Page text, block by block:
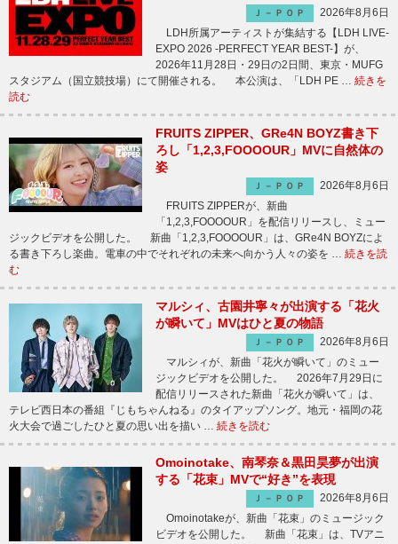
Ｊ－ＰＯＰ
2026年8月6日
LDH所属アーティストが集結する【LDH LIVE-
EXPO 2026 -PERFECT YEAR BEST-】が、
2026年11月28日・29日の2日間、東京・MUFG
スタジアム（国立競技場）にて開催される。 本公演は、「LDH PE … 続きを
読む
FRUITS ZIPPER、GRe4N BOYZ書き下
ろし「1,2,3,FOOOOUR」MVに自然体の
姿
Ｊ－ＰＯＰ
2026年8月6日
FRUITS ZIPPERが、新曲
「1,2,3,FOOOOUR」を配信リリースし、ミュー
ジックビデオを公開した。 新曲「1,2,3,FOOOOUR」は、GRe4N BOYZによ
る書き下ろし楽曲。電車の中でそれぞれの未来へ向かう人々の姿を … 続きを読
む
マルシィ、古園井寧々が出演する「花火
が瞬いて」MVはひと夏の物語
Ｊ－ＰＯＰ
2026年8月6日
マルシィが、新曲「花火が瞬いて」のミュー
ジックビデオを公開した。 2026年7月29日に
配信リリースされた新曲「花火が瞬いて」は、
テレビ西日本の番組『じもちゃんねる』のタイアップソング。地元・福岡の花
火大会で過ごしたひと夏の思い出を描い … 続きを読む
Omoinotake、南琴奈＆黒田昊夢が出演
する「花束」MVで“好き”を表現
Ｊ－ＰＯＰ
2026年8月6日
Omoinotakeが、新曲「花束」のミュージック
ビデオを公開した。 新曲「花束」は、TVアニ